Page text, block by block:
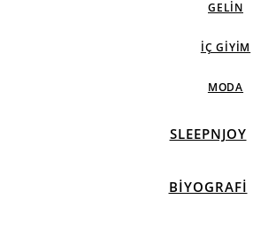
GELIN
İÇ GIYIM
MODA
SLEEPNJOY
BIYOGRAFI